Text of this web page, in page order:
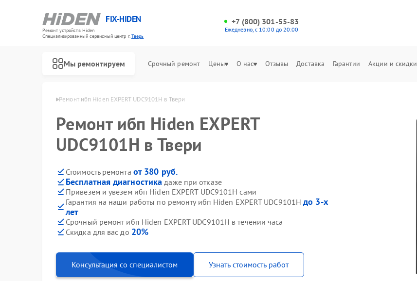
FIX-HIDEN
Ремонт устройств Hiden
Специализированный cервисный центр г.Тверь
+7 (800) 301-55-83
Ежедневно, с 10:00 до 20:00
Мы ремонтируем Срочный ремонт Цены О нас Отзывы Доставка Гарантии Акции и скидки
ибп Hiden в Твери Ремонт ибп Hiden EXPERT UDC9101H в Твери
Ремонт ибп Hiden EXPERT
UDC9101H в Твери
Стоимость ремонта от 380 руб.
Бесплатная диагностика даже при отказе
Привезем и увезем ибп Hiden EXPERT UDC9101H сами
Гарантия на наши работы по ремонту ибп Hiden EXPERT UDC9101Hдо 3-х
лет
Срочный ремонт ибп Hiden EXPERT UDC9101H в течении часа
Скидка для вас до 20%
Консультация со специалистом Узнать стоимость работ